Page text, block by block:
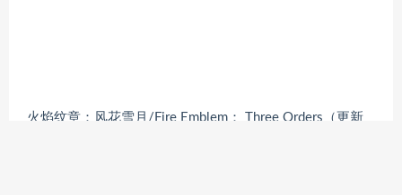
火焰纹章：风花雪月/Fire Emblem： Three Orders（更新